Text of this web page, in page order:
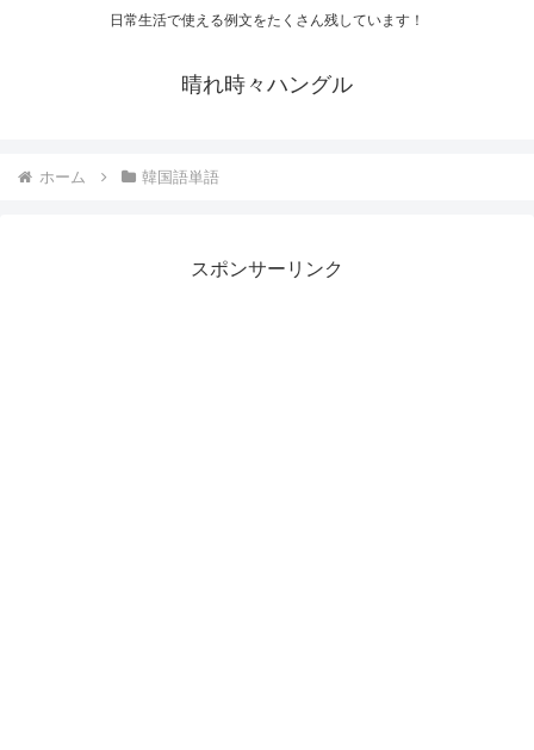
日常生活で使える例文をたくさん残しています！
晴れ時々ハングル
ホーム 韓国語単語
スポンサーリンク